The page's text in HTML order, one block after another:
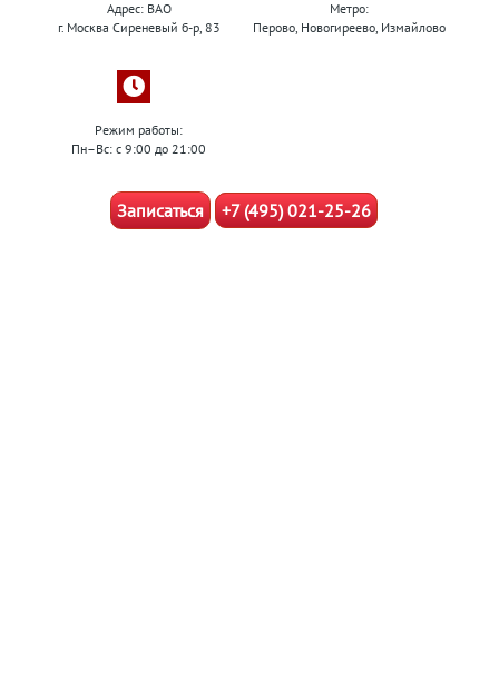
Адрес: ВАО
г. Москва Сиреневый б-р, 83
Метро:
Перово, Новогиреево, Измайлово
Режим работы:
Пн–Вс: с 9:00 до 21:00
Записаться +7 (495) 021-25-26